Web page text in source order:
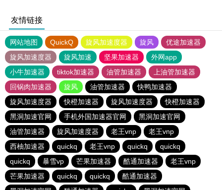
友情链接
网站地图 QuickQ 旋风加速度器 旋风
优途加速器
旋风加速度器
旋风加速 坚果加速器
外网app
小牛加速器
tiktok加速器 油管加速器
上油管加速器
回锅肉加速器
旋风 油管加速器
快鸭加速器
旋风加速度器
快橙加速器 旋风加速度器
快橙加速器
黑洞加速官网
手机外国加速器官网
黑洞加速官网
油管加速器
旋风加速度器 老王vnp
老王vnp
西柚加速器
quickq 老王vnp quickq
quickq
quickq
暴雪vp 芒果加速器 酷通加速器
老王vnp
芒果加速器
quickq quickq
酷通加速器